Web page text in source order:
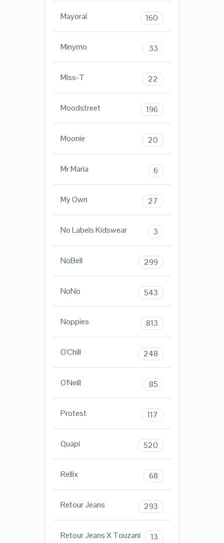
Mayoral 160
Minymo 33
Miss-T 22
Moodstreet 196
Moonie 20
Mr Maria 6
My Own 27
No Labels Kidswear 3
NoBell 299
NoNo 543
Noppies 813
O'Chill 248
O'Neill 85
Protest 117
Quapi 520
Rellix 68
Retour Jeans 293
Retour Jeans X Touzani 13